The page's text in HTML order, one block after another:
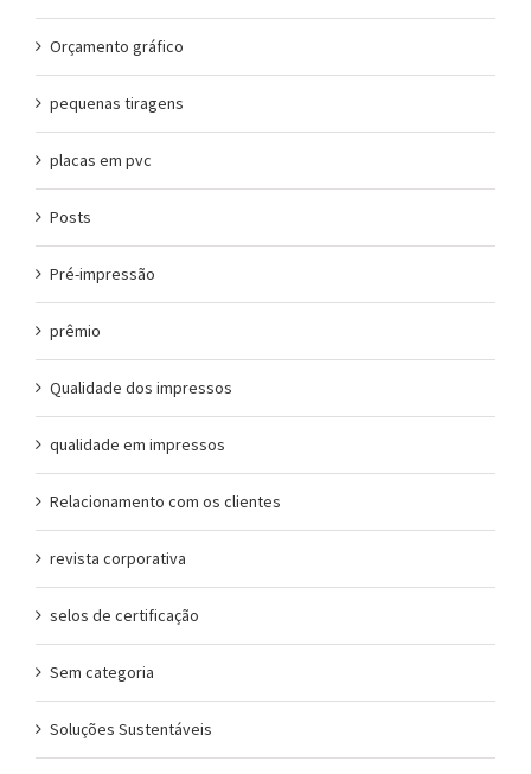
Orçamento gráfico
pequenas tiragens
placas em pvc
Posts
Pré-impressão
prêmio
Qualidade dos impressos
qualidade em impressos
Relacionamento com os clientes
revista corporativa
selos de certificação
Sem categoria
Soluções Sustentáveis